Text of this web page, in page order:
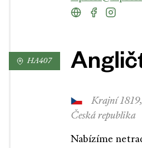
HA407
Krajní
Česká republika
Nabízíme